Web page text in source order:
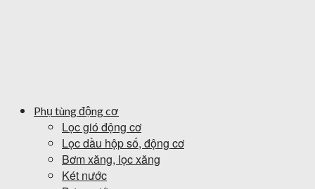
Phụ tùng động cơ
Lọc gió động cơ
Lọc dầu hộp số, động cơ
Bơm xăng, lọc xăng
Két nước